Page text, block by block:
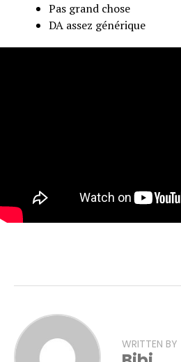
Pas grand chose
DA assez générique
WRITTEN BY